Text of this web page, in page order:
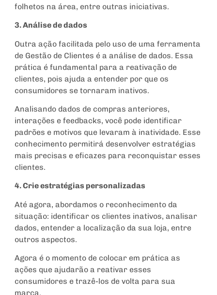
folhetos na área, entre outras iniciativas.
3. Análise de dados
Outra ação facilitada pelo uso de uma ferramenta
de Gestão de Clientes é a análise de dados. Essa
prática é fundamental para a reativação de
clientes, pois ajuda a entender por que os
consumidores se tornaram inativos.
Analisando dados de compras anteriores,
interações e feedbacks, você pode identificar
padrões e motivos que levaram à inatividade. Esse
conhecimento permitirá desenvolver estratégias
mais precisas e eficazes para reconquistar esses
clientes.
4. Crie estratégias personalizadas
Até agora, abordamos o reconhecimento da
situação: identificar os clientes inativos, analisar
dados, entender a localização da sua loja, entre
outros aspectos.
Agora é o momento de colocar em prática as
ações que ajudarão a reativar esses
consumidores e trazê-los de volta para sua
marca.